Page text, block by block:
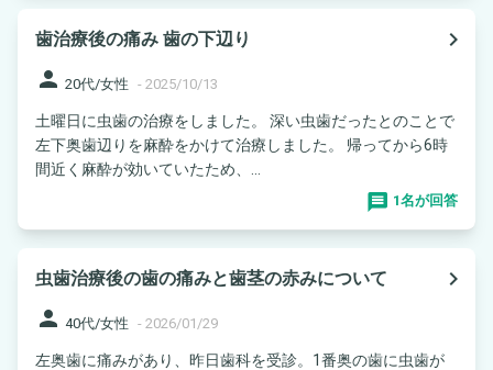
歯治療後の痛み 歯の下辺り
navigate_next
person 20代/女性 - 2025/10/13
土曜日に虫歯の治療をしました。 深い虫歯だったとのことで
左下奥歯辺りを麻酔をかけて治療しました。 帰ってから6時
間近く麻酔が効いていたため、...
1名が回答
虫歯治療後の歯の痛みと歯茎の赤みについて
navigate_next
person 40代/女性 - 2026/01/29
左奥歯に痛みがあり、昨日歯科を受診。1番奥の歯に虫歯が